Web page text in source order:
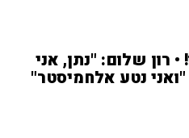
רון שלום: "נתן, אני
נטע אלחמיסטר"